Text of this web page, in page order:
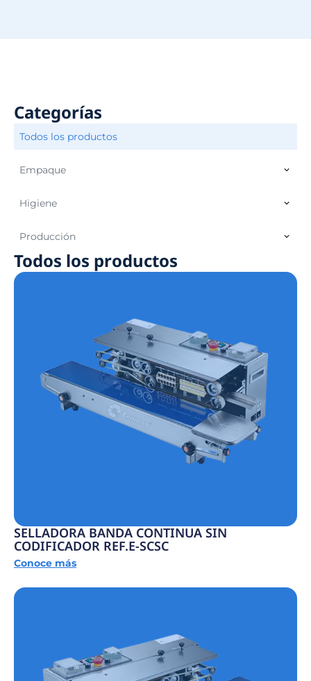
Categorías
Empaque
Higiene
Producción
Todos los productos
Todos los productos
SELLADORA BANDA CONTINUA SIN
CODIFICADOR REF.E-SCSC
Conoce más